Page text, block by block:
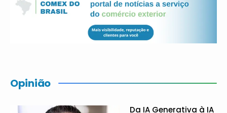
Opinião
Da IA Generativa à IA